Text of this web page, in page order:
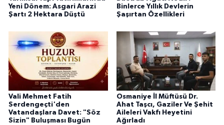
Yeni Dönem: Asgari Arazi
Şartı 2 Hektara Düştü
Binlerce Yıllık Devlerin
Şaşırtan Özellikleri
Vali Mehmet Fatih
Serdengeçti'den
Vatandaşlara Davet: "Söz
Sizin" Buluşması Bugün
Osmaniye İl Müftüsü Dr.
Ahat Taşcı, Gaziler Ve Şehit
Aileleri Vakfı Heyetini
Ağırladı